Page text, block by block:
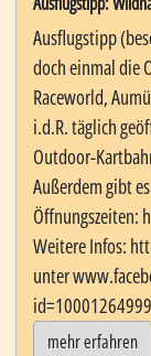
Ausflugstipp
doch einmal die
Raceworld,
i.d.R. täglich
Outdoor-
Außerdem gibt
Weitere Infos:
unter
mehr erfahren